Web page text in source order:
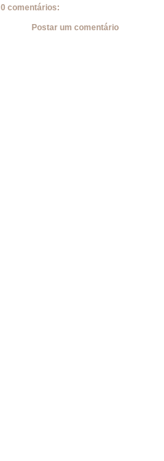
0 comentários:
Postar um comentário